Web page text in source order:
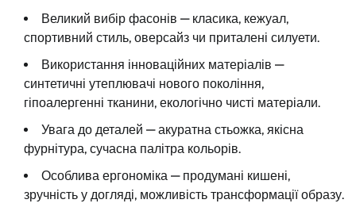
Великий вибір фасонів — класика, кежуал,
спортивний стиль, оверсайз чи приталені силуети.
Використання інноваційних матеріалів —
синтетичні утеплювачі нового покоління,
гіпоалергенні тканини, екологічно чисті матеріали.
Увага до деталей — акуратна стьожка, якісна
фурнітура, сучасна палітра кольорів.
Особлива ергономіка — продумані кишені,
зручність у догляді, можливість трансформації образу.